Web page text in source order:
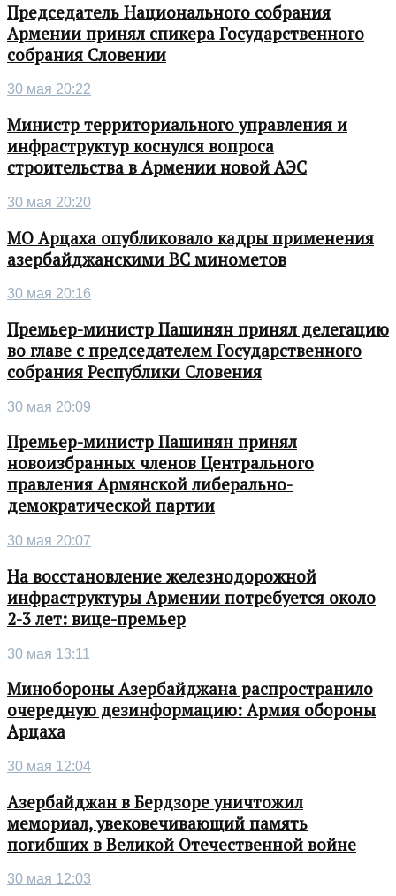
Председатель Национального собрания
Армении принял спикера Государственного
собрания Словении
30 мая 20:22
Министр территориального управления и
инфраструктур коснулся вопроса
строительства в Армении новой АЭС
30 мая 20:20
МО Арцаха опубликовало кадры применения
азербайджанскими ВС минометов
30 мая 20:16
Премьер-министр Пашинян принял делегацию
во главе с председателем Государственного
собрания Республики Словения
30 мая 20:09
Премьер-министр Пашинян принял
новоизбранных членов Центрального
правления Армянской либерально-
демократической партии
30 мая 20:07
На восстановление железнодорожной
инфраструктуры Армении потребуется около
2-3 лет: вице-премьер
30 мая 13:11
Минобороны Азербайджана распространило
очередную дезинформацию: Армия обороны
Арцаха
30 мая 12:04
Азербайджан в Бердзоре уничтожил
мемориал, увековечивающий память
погибших в Великой Отечественной войне
30 мая 12:03